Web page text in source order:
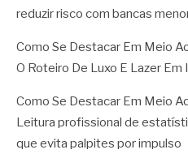
reduzir risco com bancas
Como Se Destacar Em Meio
O Roteiro De Luxo E Lazer Em
Como Se Destacar Em Meio
Leitura profissional de
que evita palpites por impulso